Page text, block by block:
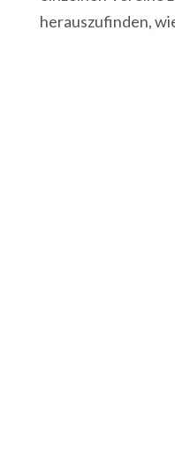
herauszufinden,